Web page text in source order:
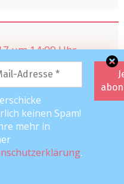
keinen Spam!
mehr in
.
um 14:09 Uhr
?